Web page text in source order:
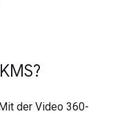
der Video 360-